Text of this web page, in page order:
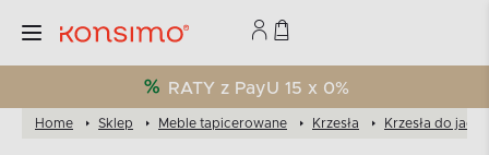
RATY z PayU 15 x 0%
Home Sklep Meble tapicerowane Krzesła Krzesła do